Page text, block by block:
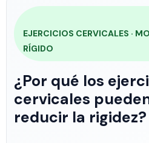
EJERCICIOS CERVICALES ·
RÍGIDO
¿Por qué los
cervicales
reducir la rigidez?